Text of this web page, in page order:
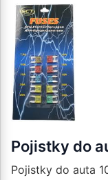
Pojistky do
Pojistky do auta